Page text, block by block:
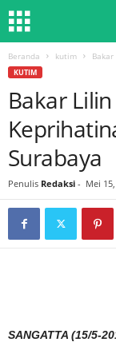
Beranda kutim
KUTIM
Bakar
Surabaya
Penulis Redaksi - Mei
SANGATTA (15/5-